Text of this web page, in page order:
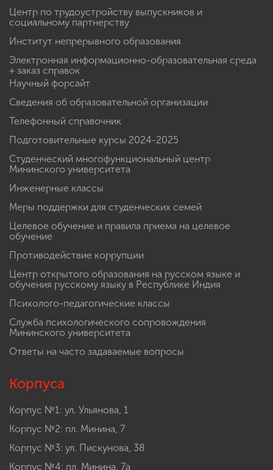
Центр по трудоустройству выпускников и
социальному партнерству
Институт непрерывного образования
Электронная информационно-образовательная среда
+ заказ справок
Научный форсайт
Сведения об образовательной организации
Телефонный справочник
Подготовительные курсы 2024-2025
Студенческий многофункциональный центр
Мининского университета
Инженерные классы
Меры поддержки для студенческих семей
Целевое обучение и правила приема на целевое
обучение
Противодействие коррупции
Центр открытого образования на русском языке и
обучения русскому языку в Республике Индия
Психолого-педагогические классы
Служба психологического сопровождения
Мининского университета
Ответы на часто задаваемые вопросы
Корпуса
Корпус №1: ул. Ульянова, 1
Корпус №2: пл. Минина, 7
Корпус №3: ул. Пискунова, 38
Корпус №4: пл. Минина, 7а